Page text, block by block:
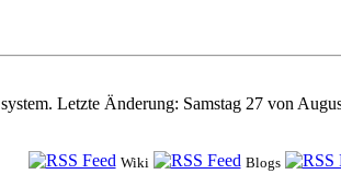
system. Letzte Änderung: Samstag 27 von
Wiki Blogs